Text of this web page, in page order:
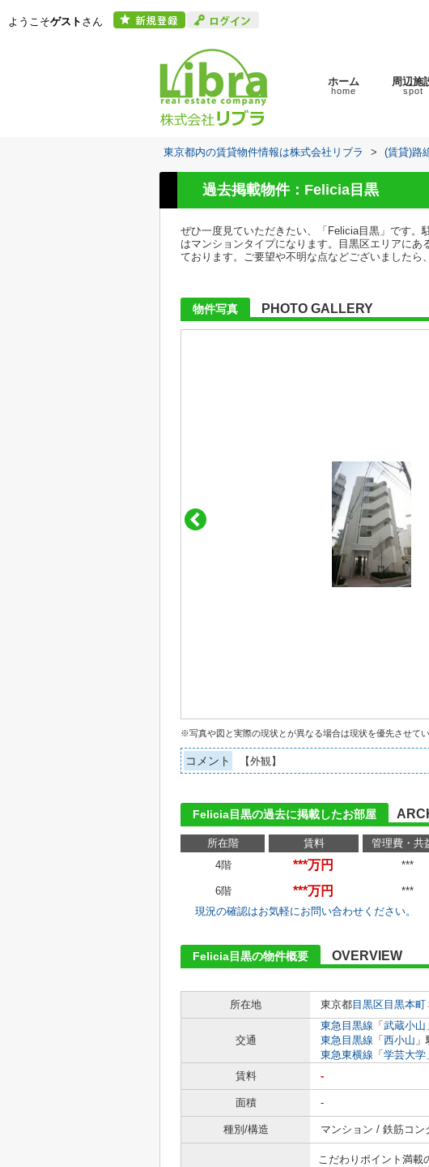
ようこそゲスト さん
ホーム
home
周辺施
spot
東京都内の賃貸物件情報は株式会社リブラ > (賃貸)路
過去掲載物件：Felicia目黒
ぜひ一度見ていただきたい、「Felicia目黒」です。
はマンションタイプになります。目黒区エリアに
ております。ご要望や不明な点などございましたら
物件写真 PHOTO GALLERY
※写真や図と実際の現状とが異なる場合は現状を優先させてい
コメント 【外観】
Felicia目黒の過去に掲載したお部屋
所在階 賃料 管理費・共
4階
***万円 ***
6階 ***万円 ***
現況の確認はお気軽にお問い合わせください。
Felicia目黒の物件概要 OVERVIEW
所在地
東京都目黒区目黒本町
交通
東急目黒線 「 武蔵小山
東急目黒線 「 西小山
東急東横線 「 学芸大学
賃料
-
面積 -
種別/構造 マンション / 鉄筋コン
こだわりポイント満載